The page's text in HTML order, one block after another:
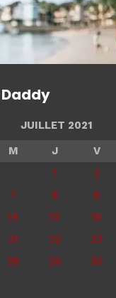
JUILLET 2021
M J V
1
2
7 8 9
14 15 16
21 22 23
28 29 30